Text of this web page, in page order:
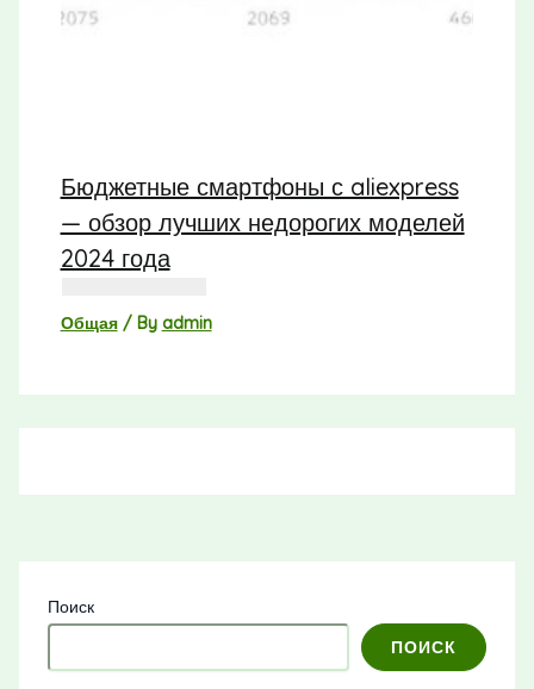
Бюджетные смартфоны с aliexpress
— обзор лучших недорогих моделей
2024 года
Общая/ By admin
Поиск
ПОИСК